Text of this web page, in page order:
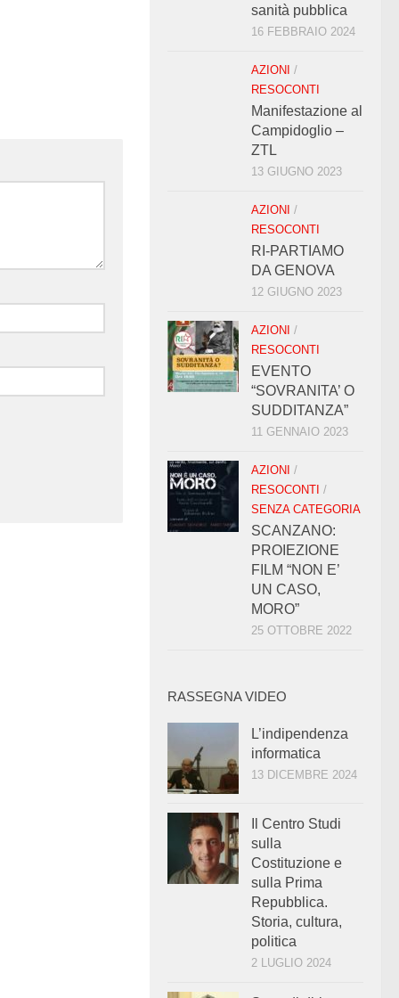
sanità pubblica
16 FEBBRAIO 2024
AZIONI /
RESOCONTI
Manifestazione al
Campidoglio –
ZTL
13 GIUGNO 2023
AZIONI /
RESOCONTI
RI-PARTIAMO
DA GENOVA
12 GIUGNO 2023
AZIONI /
RESOCONTI
EVENTO
“SOVRANITA’ O
SUDDITANZA”
11 GENNAIO 2023
AZIONI /
RESOCONTI /
SENZA CATEGORIA
SCANZANO:
PROIEZIONE
FILM “NON E’
UN CASO,
MORO”
25 OTTOBRE 2022
RASSEGNA VIDEO
L’indipendenza
informatica
13 DICEMBRE 2024
Il Centro Studi
sulla
Costituzione e
sulla Prima
Repubblica.
Storia, cultura,
politica
2 LUGLIO 2024